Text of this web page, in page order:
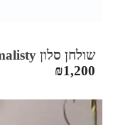
שולחן סלון Minimalisty
₪1,200